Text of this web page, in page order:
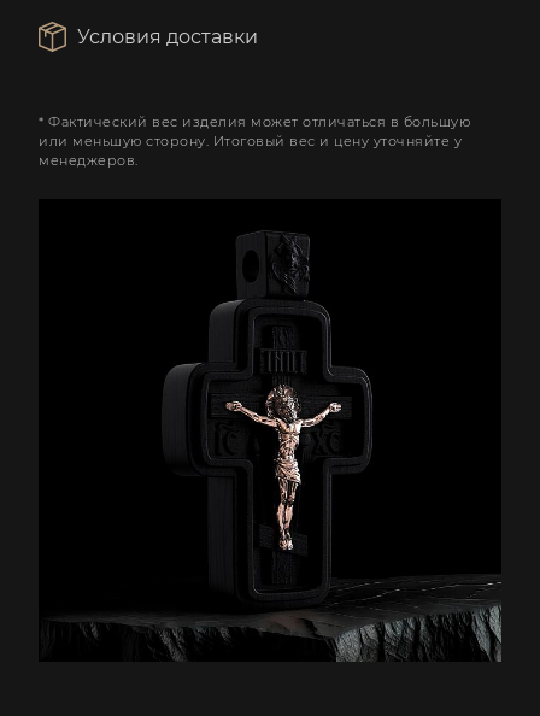
Условия доставки
* Фактический вес изделия может отличаться в большую
или меньшую сторону. Итоговый вес и цену уточняйте у
менеджеров.